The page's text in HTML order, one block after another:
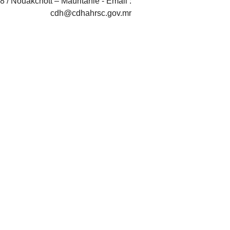
cdh@cdhahrsc.gov.mr